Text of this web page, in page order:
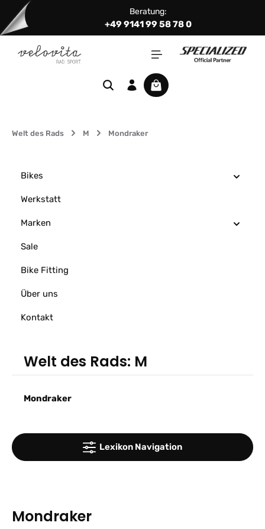
Zum Hauptinhalt springen Beratung:
+49 9141 99 58 78 0
Warenkorb enthält 0
Welt des Rads M Mondraker
Bikes
Werkstatt
Marken
Sale
Bike Fitting
Über uns
Kontakt
Welt des Rads: M
Mondraker
Lexikon Navigation
Mondraker